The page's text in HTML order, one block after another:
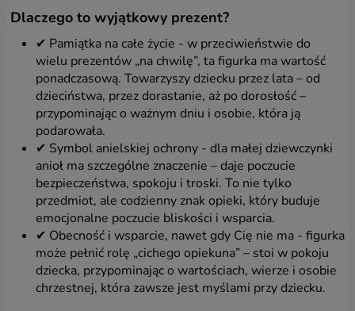
Dlaczego to wyjątkowy prezent?
✔ Pamiątka na całe życie - w przeciwieństwie do
wielu prezentów „na chwilę”, ta figurka ma wartość
ponadczasową. Towarzyszy dziecku przez lata – od
dzieciństwa, przez dorastanie, aż po dorosłość –
przypominając o ważnym dniu i osobie, która ją
podarowała.
✔ Symbol anielskiej ochrony - dla małej dziewczynki
anioł ma szczególne znaczenie – daje poczucie
bezpieczeństwa, spokoju i troski. To nie tylko
przedmiot, ale codzienny znak opieki, który buduje
emocjonalne poczucie bliskości i wsparcia.
✔ Obecność i wsparcie, nawet gdy Cię nie ma - figurka
może pełnić rolę „cichego opiekuna” – stoi w pokoju
dziecka, przypominając o wartościach, wierze i osobie
chrzestnej, która zawsze jest myślami przy dziecku.
Daten zustimmen möchten, die im Zusammenhang mit
Ihrer Nutzung unserer Website für Marketingzwecke
erhoben werden (einschließlich notwendiger
Analyseaktivitäten und Erstellung von
Marketingprofilen basierend auf Ihren Aktivitäten auf
Websites), einschließlich deren Verarbeitung in
Cookies usw. . auf Ihren Geräten installiert und
persönliche Daten aus diesen Dateien vom
Administrator gelesen. Diese Einwilligung können Sie
ganz einfach durch Anklicken des Buttons „Zur
Website“ oder durch Schließen dieses Fensters
ausdrücken. Die Einwilligung ist freiwillig.
Vertrauenswürdige Partner
Die oben genannten personenbezogenen Daten
werden nur vertrauenswürdigen Partnern zu
statistischen Zwecken und zur Bereitstellung
zusätzlicher auf der Website verfügbarer Dienste zur